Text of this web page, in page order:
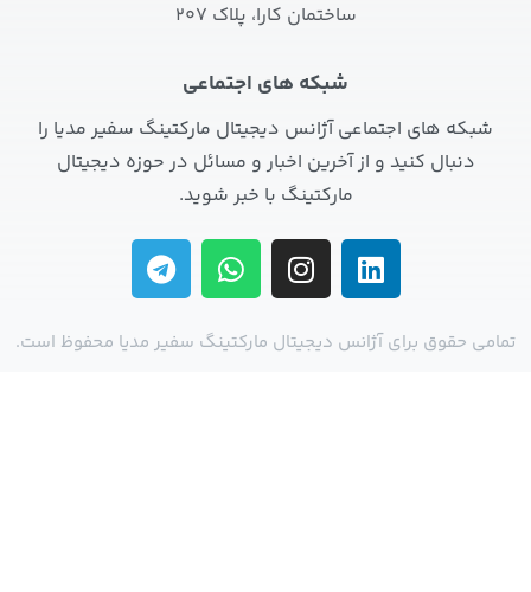
ساختمان کارا، پلاک 207
شبکه های اجتماعی
شبکه های اجتماعی آژانس دیجیتال مارکتینگ سفیر مدیا را
دنبال کنید و از آخرین اخبار و مسائل در حوزه دیجیتال
مارکتینگ با خبر شوید.
تمامی حقوق برای آژانس دیجیتال مارکتینگ سفیر مدیا محفوظ است.